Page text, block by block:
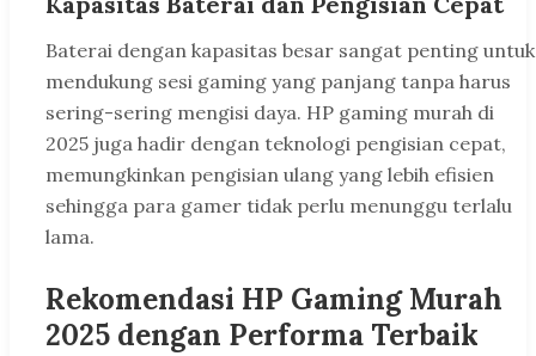
Baterai dengan kapasitas besar sangat penting untuk
mendukung sesi gaming yang panjang tanpa harus
sering-sering mengisi daya. HP gaming murah di
2025 juga hadir dengan teknologi pengisian cepat,
memungkinkan pengisian ulang yang lebih efisien
sehingga para gamer tidak perlu menunggu terlalu
lama.
Rekomendasi HP Gaming Murah
2025 dengan Performa Terbaik